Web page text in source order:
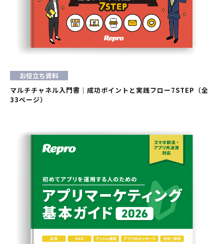
お役立ち資料
マルチチャネル入門書｜成功ポイントと実践フロー7STEP（全
33ページ）